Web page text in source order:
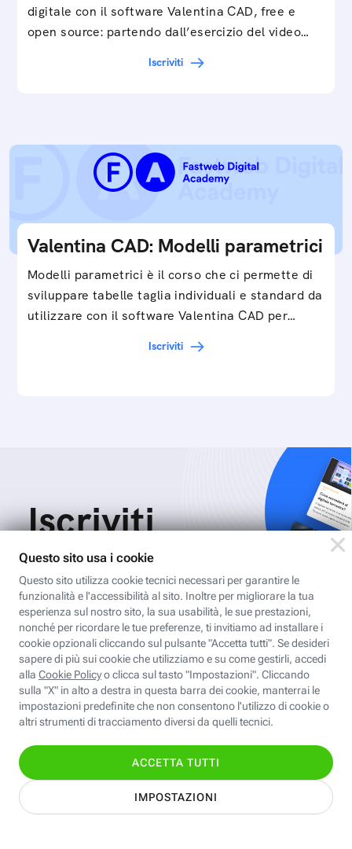
digitale con il software Valentina CAD, free e
open source: partendo dall’esercizio del video…
Iscriviti
Valentina CAD: Modelli parametrici
Modelli parametrici è il corso che ci permette di
sviluppare tabelle taglia individuali e standard da
utilizzare con il software Valentina CAD per…
Iscriviti
Iscriviti
all'area
personale
Per ricevere Newsletter, scaricare eBook,
creare playlist vocali e accedere ai corsi
della Fastweb Digital Academy a te
dedicati.